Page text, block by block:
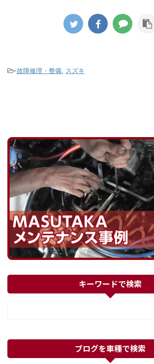
ませ
しています。 修理剤を使用した
がどのようになっているか診て
が大量に出てきます。 この液剤
-故障修理・整備, スズキ
キーワードで検索
ブログを車種で検索